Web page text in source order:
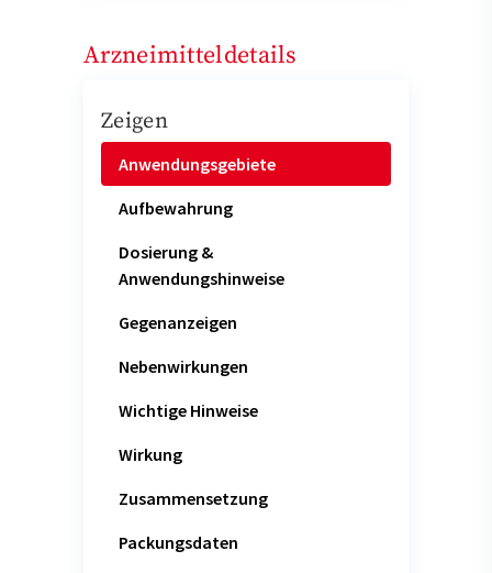
Arzneimitteldetails
Zeigen
Anwendungsgebiete
Aufbewahrung
Dosierung &
Anwendungshinweise
Gegenanzeigen
Nebenwirkungen
Wichtige Hinweise
Wirkung
Zusammensetzung
Packungsdaten